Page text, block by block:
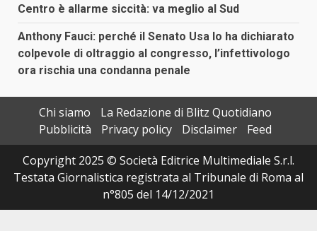
Centro è allarme siccità: va meglio al Sud
Anthony Fauci: perché il Senato Usa lo ha dichiarato
colpevole di oltraggio al congresso, l’infettivologo
ora rischia una condanna penale
Chi siamo
La Redazione di Blitz Quotidiano
Pubblicità
Privacy policy Disclaimer
Feed
Copyright 2025 © Società Editrice Multimediale S.r.l.
Testata Giornalistica registrata al Tribunale di Roma al
n°805 del 14/12/2021